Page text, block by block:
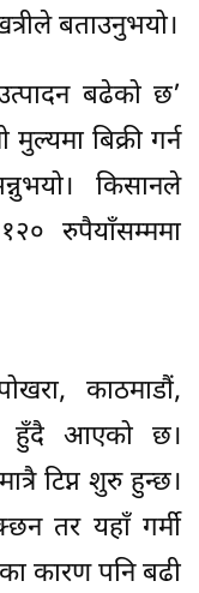
बताउनुभयो।
बढेको छ’
मुल्यमा बिक्री गर्न
किसानले
रुपैयाँसम्ममा
काठमाडौं,
हुँदै आएको छ।
टिप्न शुरु हुन्छ।
तर यहाँ गर्मी
कारण पनि बढी